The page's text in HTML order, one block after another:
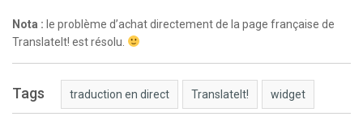
Nota : le problème d’achat directement de la page française de
TranslateIt! est résolu.
Tags traduction en direct TranslateIt! widget